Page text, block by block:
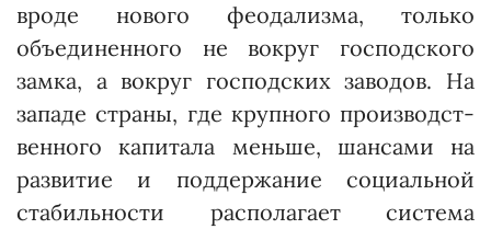
вроде нового феодализма, только
объединенного не вокруг господского
замка, а вок­руг господских заводов. На
западе страны, где крупного производст­
венного капитала меньше, шансами на
развитие и поддержание социальной
стабильности располагает система